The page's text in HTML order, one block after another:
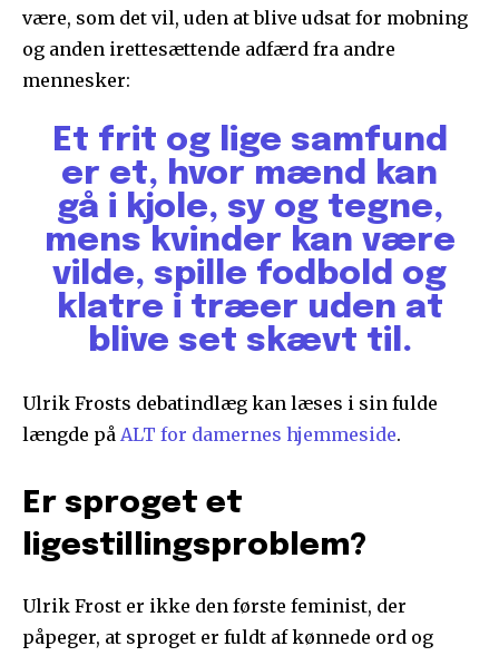
være, som det vil, uden at blive udsat for mobning
og anden irettesættende adfærd fra andre
mennesker:
Et frit og lige samfund
er et, hvor mænd kan
gå i kjole, sy og tegne,
mens kvinder kan være
vilde, spille fodbold og
klatre i træer uden at
blive set skævt til.
Ulrik Frosts debatindlæg kan læses i sin fulde
længde på ALT for damernes hjemmeside.
Er sproget et
ligestillingsproblem?
Ulrik Frost er ikke den første feminist, der
påpeger, at sproget er fuldt af kønnede ord og